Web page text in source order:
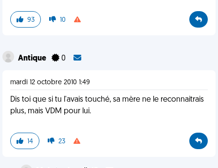
93 10
Antique 0
mardi 12 octobre 2010 1:49
Dis toi que si tu l'avais touché, sa mère ne le reconnaitrais
plus, mais VDM pour lui.
14 23